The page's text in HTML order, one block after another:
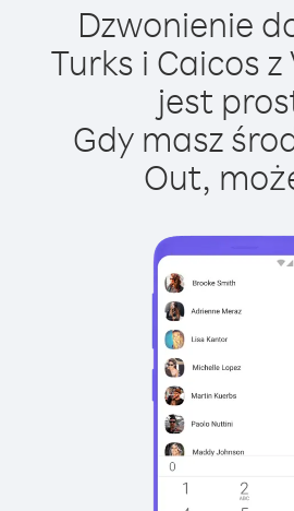
Dzwonienie
Turks i Caicos
jest
Gdy masz
Out,